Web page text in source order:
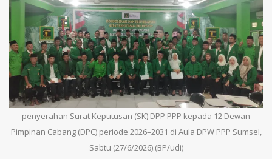
penyerahan Surat Keputusan (SK) DPP PPP kepada 12 Dewan
Pimpinan Cabang (DPC) periode 2026–2031 di Aula DPW PPP Sumsel,
Sabtu (27/6/2026).(BP/udi)